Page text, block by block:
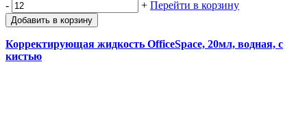
- + Перейти в корзину
Добавить в корзину
Корректирующая жидкость OfficeSpace, 20мл, водная, с
кистью